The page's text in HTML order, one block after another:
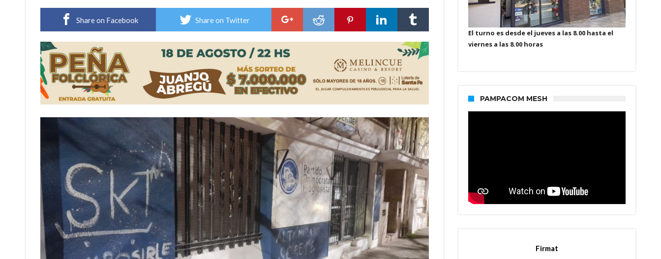
Elortondo: avanza el plan de pavimentación con la licitación de cinco nuevas cuadras
Share on Facebook Share on Twitter
El turno es desde el jueves a las 8.00 hasta el
viernes a las 8.00 horas
PAMPACOM MESH
Firmat